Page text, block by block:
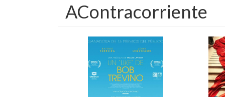
AContracorriente